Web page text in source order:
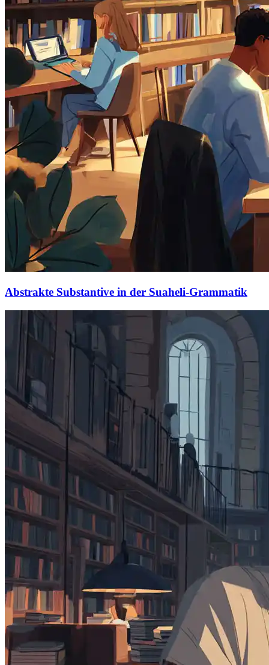
Abstrakte Substantive in der Suaheli-Grammatik